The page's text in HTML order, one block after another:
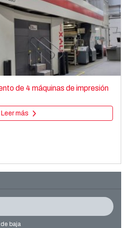
108
Leer más
de 4 máquinas de impresión
Leer más
de baja